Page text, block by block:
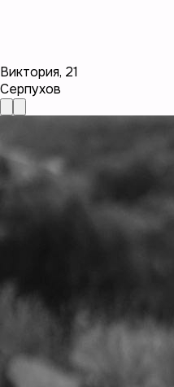
Виктория, 21
Серпухов